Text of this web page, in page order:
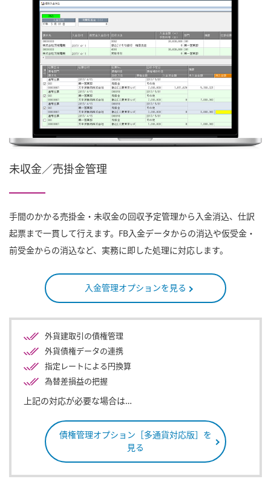
未収金／売掛金管理
手間のかかる売掛金・未収金の回収予定管理から入金消込、仕訳
起票まで一貫して行えます。FB入金データからの消込や仮受金・
前受金からの消込など、実務に即した処理に対応します。
入金管理オプションを見る
外貨建取引の債権管理
外貨債権データの連携
指定レートによる円換算
為替差損益の把握
上記の対応が必要な場合は…
債権管理オプション ［多通貨対応版］を
見る